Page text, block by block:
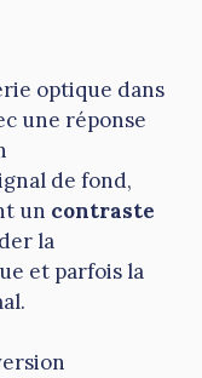
optique dans
une réponse
de fond,
un contraste
la
et parfois la